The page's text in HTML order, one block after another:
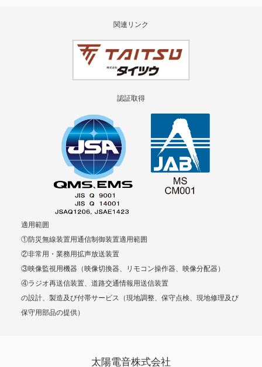
関連リンク
認証取得
適用範囲
①防災無線装置用通信制御装置適用範囲
②非常用・業務用拡声放送装置
③映像監視用機器（映像切換器、リモコン操作器、映像分配器）
④ラジオ再送信装置、道路交通情報用送信装置
の設計、製造及び付帯サービス（現地調整、保守点検、現地修理及び
保守用部品の提供）
太陽電音株式会社